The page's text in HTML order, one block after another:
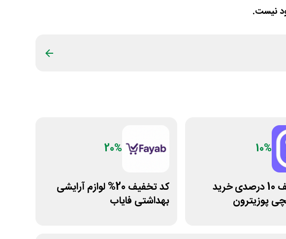
نیست.
10%
کد تخفیف 10 درصدی خرید
پوزیترون
20%
کد تخفیف 20% لوازم آرایشی
بهداشتی فایاب